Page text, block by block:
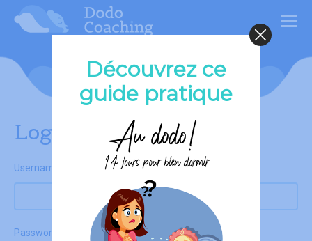
My Account
Login
Username or email address* Required
Password Required
Découvrez ce
guide pratique